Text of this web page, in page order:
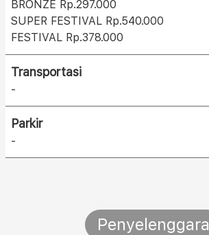
BRONZE Rp.297.000
SUPER FESTIVAL Rp.540.000
FESTIVAL Rp.378.000
Transportasi
-
Parkir
-
Penyelenggara